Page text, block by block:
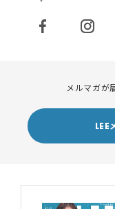
メルマガが
LEE